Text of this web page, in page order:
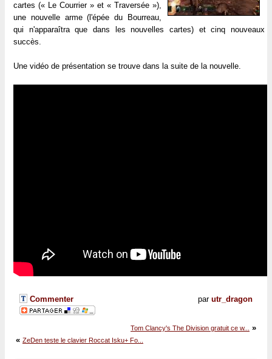
cartes (« Le Courrier » et « Traversée »),
une nouvelle arme (l'épée du Bourreau,
qui n'apparaîtra que dans les nouvelles cartes) et cinq nouveaux
succès.
Une vidéo de présentation se trouve dans la suite de la nouvelle.
par utr_dragon
Commenter
Tom Clancy's The Division gratuit ce w...
»
« ZeDen teste le clavier Roccat Isku+ Fo...